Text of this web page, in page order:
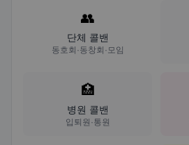
👥
단체 콜밴
동호회·동창회·모임
🏥
병원 콜밴
입퇴원·통원